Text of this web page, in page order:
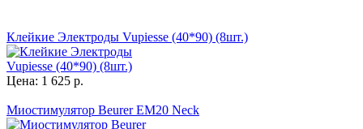
Клейкие Электроды Vupiesse (40*90) (8шт.)
Цена: 1 625 р.
Миостимулятор Beurer EM20 Neck